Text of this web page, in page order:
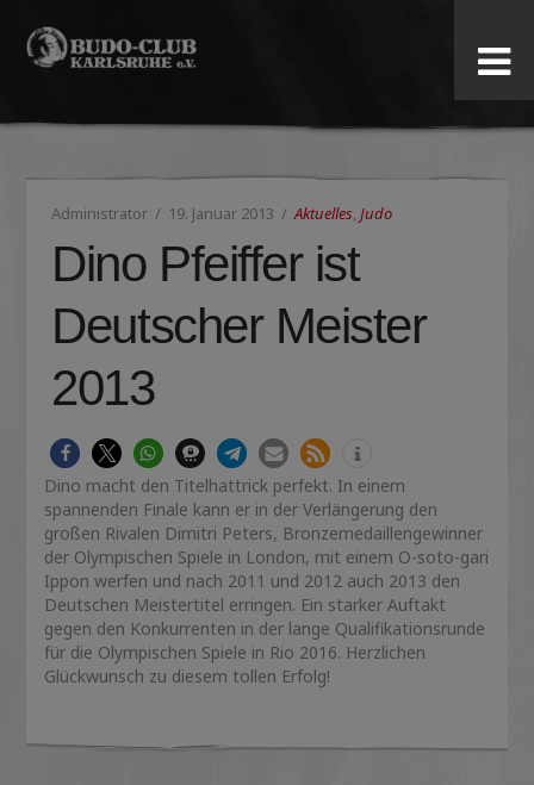
Budo-
Club
Karlsruhe
e.V.
Administrator 19. Januar 2013 Aktuelles, Judo
Dino Pfeiffer ist
Deutscher Meister
2013
Dino macht den Titelhattrick perfekt. In einem
spannenden Finale kann er in der Verlängerung den
großen Rivalen Dimitri Peters, Bronzemedaillengewinner
der Olympischen Spiele in London, mit einem O-soto-gari
Ippon werfen und nach 2011 und 2012 auch 2013 den
Deutschen Meistertitel erringen. Ein starker Auftakt
gegen den Konkurrenten in der lange Qualifikationsrunde
für die Olympischen Spiele in Rio 2016. Herzlichen
Glückwunsch zu diesem tollen Erfolg!